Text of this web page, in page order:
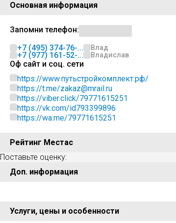
Основная информация
Запомни телефон:
+7 (495) 374-76-...
Влад
+7 (977) 161-52-... Владислав
Оф сайт и соц. сети
https://www.путьстройкомплект.рф/
https://t.me/zakaz@mrail.ru
https://viber.click/79771615251
https://vk.com/id793399896
https://wa.me/79771615251
Рейтинг Местас
Поставьте оценку:
Доп. информация
Услуги, цены и особенности